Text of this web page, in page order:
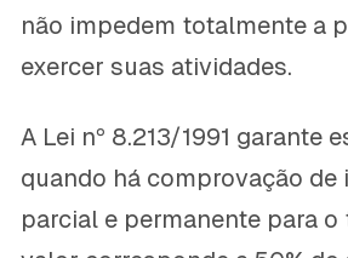
não impedem totalmente a
exercer suas atividades.
A Lei nº 8.213/1991 garante
quando há comprovação de
parcial e permanente para o